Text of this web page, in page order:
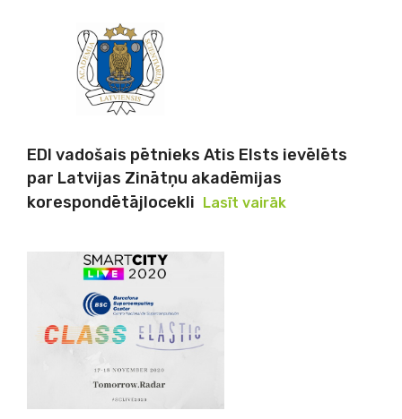
EDI vadošais pētnieks Atis Elsts ievēlēts
par Latvijas Zinātņu akadēmijas
korespondētājlocekli
Lasīt vairāk